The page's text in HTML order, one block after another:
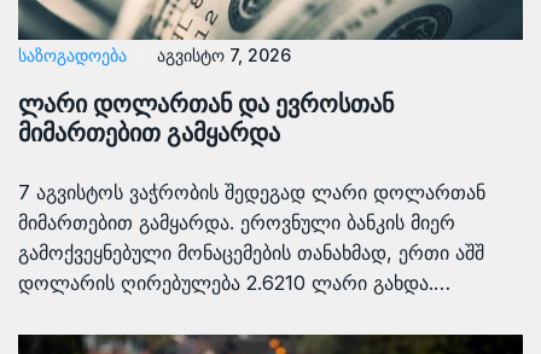
ᲡᲐᲖᲝᲒᲐᲓᲝᲔᲑᲐ აგვისტო 7, 2026
ლარი დოლართან და ევროსთან
მიმართებით გამყარდა
7 აგვისტოს ვაჭრობის შედეგად ლარი დოლართან
მიმართებით გამყარდა. ეროვნული ბანკის მიერ
გამოქვეყნებული მონაცემების თანახმად, ერთი აშშ
დოლარის ღირებულება 2.6210 ლარი გახდა.…